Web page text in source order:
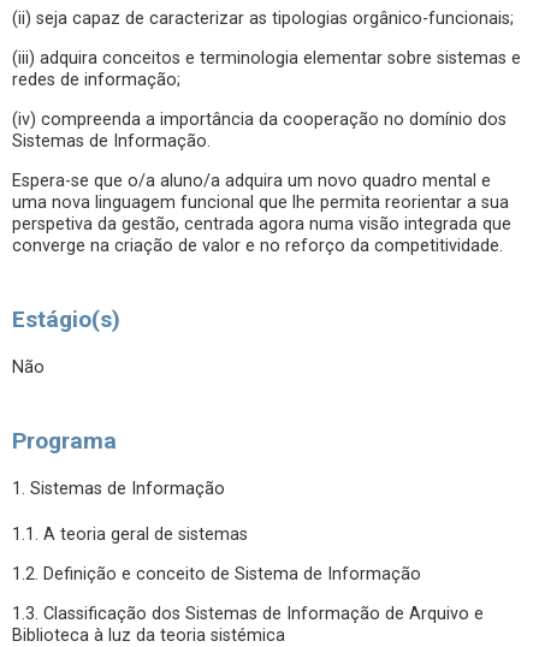
(ii) seja capaz de caracterizar as tipologias orgânico-funcionais;
(iii) adquira conceitos e terminologia elementar sobre sistemas e
redes de informação;
(iv) compreenda a importância da cooperação no domínio dos
Sistemas de Informação.
Espera-se que o/a aluno/a adquira um novo quadro mental e
uma nova linguagem funcional que lhe permita reorientar a sua
perspetiva da gestão, centrada agora numa visão integrada que
converge na criação de valor e no reforço da competitividade.
Estágio(s)
Não
Programa
1. Sistemas de Informação
1.1. A teoria geral de sistemas
1.2. Definição e conceito de Sistema de Informação
1.3. Classificação dos Sistemas de Informação de Arquivo e
Biblioteca à luz da teoria sistémica